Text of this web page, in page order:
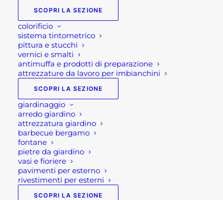
SCOPRI LA SEZIONE
colorificio
sistema tintometrico
pittura e stucchi
vernici e smalti
antimuffa e prodotti di preparazione
attrezzature da lavoro per imbianchini
SCOPRI LA SEZIONE
giardinaggio
arredo giardino
attrezzatura giardino
barbecue bergamo
fontane
pietre da giardino
vasi e fioriere
pavimenti per esterno
rivestimenti per esterni
SCOPRI LA SEZIONE
FIORIERE IN PLASTICA
QUADRATA CON
FESTONE
21,00€ - 31,00
21,00 €
Fioriere in plastica quadrate con festone
Fioriere in plastica quadrate con festone, per